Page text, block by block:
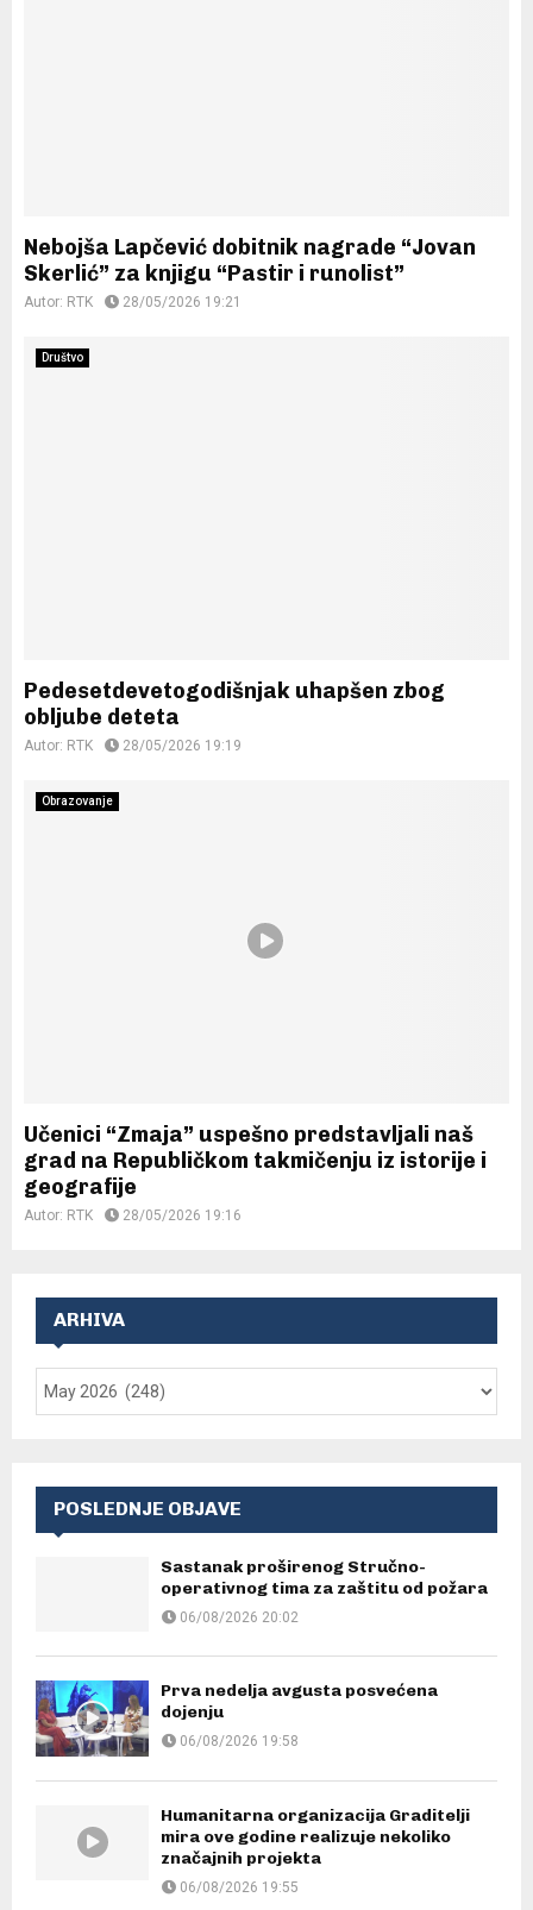
Nebojša Lapčević dobitnik nagrade “Jovan
Skerlić” za knjigu “Pastir i runolist”
Autor: RTK 28/05/2026 19:21
Društvo
Pedesetdevetogodišnjak uhapšen zbog
obljube deteta
Autor: RTK 28/05/2026 19:19
Obrazovanje
Učenici “Zmaja” uspešno predstavljali naš
grad na Republičkom takmičenju iz istorije i
geografije
Autor: RTK 28/05/2026 19:16
ARHIVA
POSLEDNJE OBJAVE
Sastanak proširenog Stručno-
operativnog tima za zaštitu od požara
06/08/2026 20:02
Prva nedelja avgusta posvećena
dojenju
06/08/2026 19:58
Humanitarna organizacija Graditelji
mira ove godine realizuje nekoliko
značajnih projekta
06/08/2026 19:55